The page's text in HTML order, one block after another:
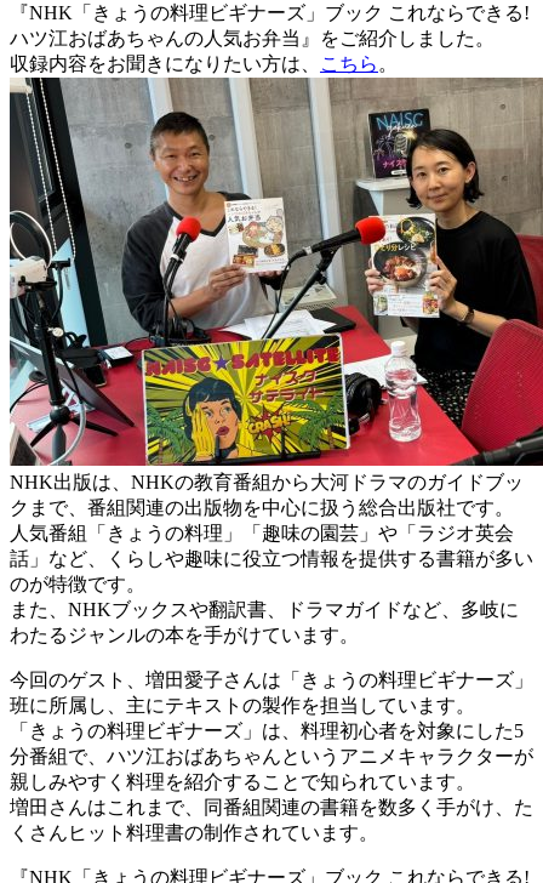
『NHK「きょうの料理ビギナーズ」ブック これならできる!
ハツ江おばあちゃんの人気お弁当』をご紹介しました。
収録内容をお聞きになりたい方は、
こちら 。
NHK出版は、NHKの教育番組から大河ドラマのガイドブッ
クまで、番組関連の出版物を中心に扱う総合出版社です。
人気番組「きょうの料理」「趣味の園芸」や「ラジオ英会
話」など、くらしや趣味に役立つ情報を提供する書籍が多い
のが特徴です。
また、NHKブックスや翻訳書、ドラマガイドなど、多岐に
わたるジャンルの本を手がけています。
今回のゲスト、増田愛子さんは「きょうの料理ビギナーズ」
班に所属し、主にテキストの製作を担当しています。
「きょうの料理ビギナーズ」は、料理初心者を対象にした5
分番組で、ハツ江おばあちゃんというアニメキャラクターが
親しみやすく料理を紹介することで知られています。
増田さんはこれまで、同番組関連の書籍を数多く手がけ、た
くさんヒット料理書の制作されています。
『NHK「きょうの料理ビギナーズ」ブック これならできる!